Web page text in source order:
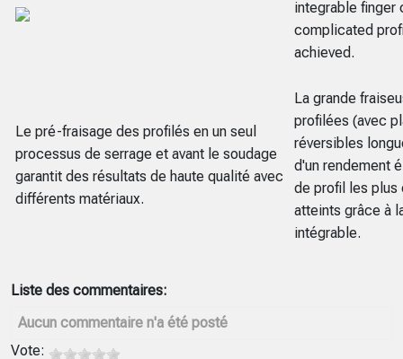
Le pré-fraisage des profilés en un seul
processus de serrage et avant le soudage
garantit des résultats de haute qualité avec
différents matériaux.
La grande
profilées (avec
réversibles
d'un rendement
de profil les plus
atteints grâce à
intégrable.
Liste des commentaires:
Aucun commentaire n'a été posté
Vote: